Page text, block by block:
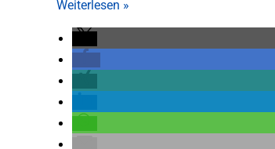
Weiterlesen »